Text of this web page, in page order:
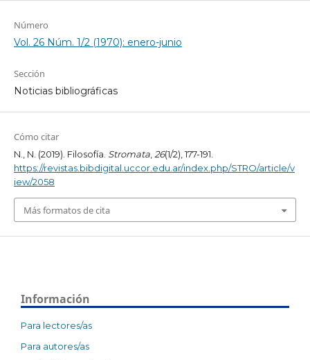
Número
Vol. 26 Núm. 1/2 (1970): enero-junio
Sección
Noticias bibliográficas
Cómo citar
N., N. (2019). Filosofía. Stromata,26(1/2), 177-191.
https://revistas.bibdigital.uccor.edu.ar/index.php/STRO/article/v
iew/2058
Más formatos de cita
Información
Para lectores/as
Para autores/as